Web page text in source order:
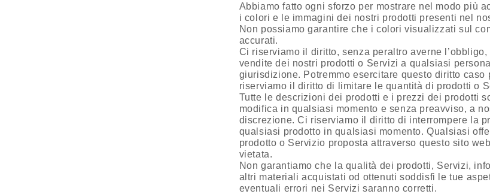
Abbiamo fatto ogni sforzo per mostrare nel modo più
i colori e le immagini dei nostri prodotti presenti nel
Non possiamo garantire che i colori visualizzati sul
accurati.
Ci riserviamo il diritto, senza peraltro averne
vendite dei nostri prodotti o Servizi a qualsiasi
giurisdizione. Potremmo esercitare questo diritto caso
riserviamo il diritto di limitare le quantità di prodotti o
Tutte le descrizioni dei prodotti e i prezzi dei prodotti
modifica in qualsiasi momento e senza preavviso, a
discrezione. Ci riserviamo il diritto di interrompere la
qualsiasi prodotto in qualsiasi momento. Qualsiasi
prodotto o Servizio proposta attraverso questo sito
vietata.
Non garantiamo che la qualità dei prodotti, Servizi,
altri materiali acquistati od ottenuti soddisfi le tue
eventuali errori nei Servizi saranno corretti.